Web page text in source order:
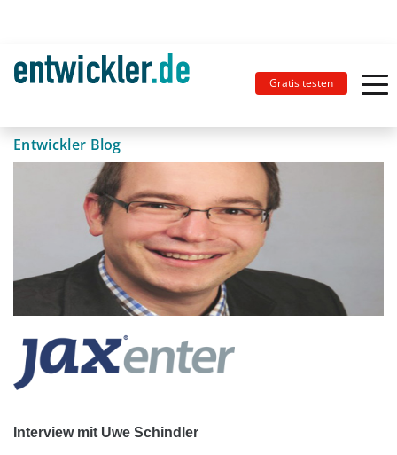
Gratis testen
Entwickler Blog
Interview mit Uwe Schindler